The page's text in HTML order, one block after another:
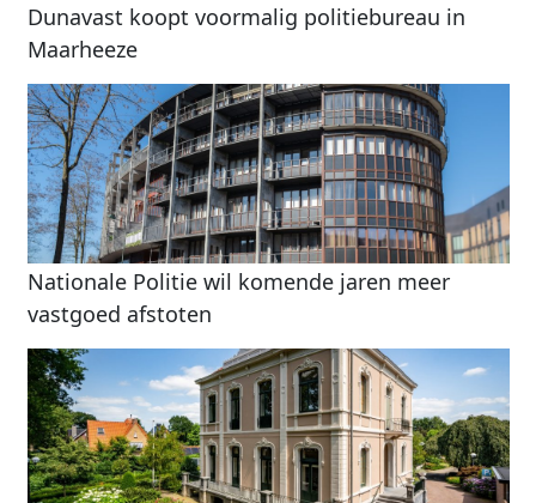
Dunavast koopt voormalig politiebureau in
Maarheeze
Nationale Politie wil komende jaren meer
vastgoed afstoten